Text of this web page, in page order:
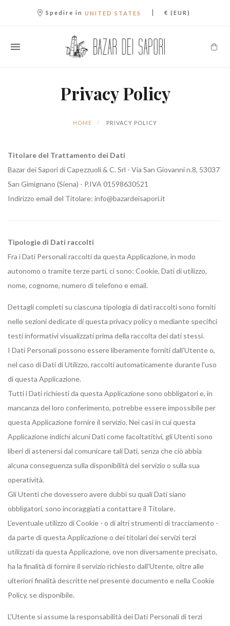
Spedire in UNITED STATES | € (EUR)
Privacy Policy
HOME PRIVACY POLICY
Titolare del Trattamento dei Dati
Bazar dei Sapori di Capezzuoli & C. Srl - Via San Giovanni n.8, 53037
San Gimignano (Siena) - P.IVA 01598630521
Indirizzo email del Titolare: info@bazardeisapori.it
Tipologie di Dati raccolti
Fra i Dati Personali raccolti da questa Applicazione, in modo
autonomo o tramite terze parti, ci sono: Cookie, Dati di utilizzo,
nome, cognome, numero di telefono e email.
Dettagli completi su ciascuna tipologia di dati raccolti sono forniti
nelle sezioni dedicate di questa privacy policy o mediante specifici
testi informativi visualizzati prima della raccolta dei dati stessi.
I Dati Personali possono essere liberamente forniti dall'Utente o,
nel caso di Dati di Utilizzo, raccolti automaticamente durante l'uso
di questa Applicazione.
Tutti i Dati richiesti da questa Applicazione sono obbligatori e, in
mancanza del loro conferimento, potrebbe essere impossibile per
questa Applicazione fornire il servizio. Nei casi in cui questa
Applicazione indichi alcuni Dati come facoltatitivi, gli Utenti sono
liberi di astenersi dal comunicare tali Dati, senza che ciò abbia
alcuna conseguenza sulla disponibilità del servizio o sulla sua
operatività.
Gli Utenti che dovessero avere dubbi su quali Dati siano
obbligatori, sono incoraggiati a contattare il Titolare.
L’eventuale utilizzo di Cookie - o di altri strumenti di tracciamento -
da parte di questa Applicazione o dei titolari dei servizi terzi
utilizzati da questa Applicazione, ove non diversamente precisato,
ha la finalità di fornire il servizio richiesto dall'Utente, oltre alle
ulteriori finalità descritte nel presente documento e nella Cookie
Policy, se disponibile.
L'Utente si assume la responsabilità dei Dati Personali di terzi